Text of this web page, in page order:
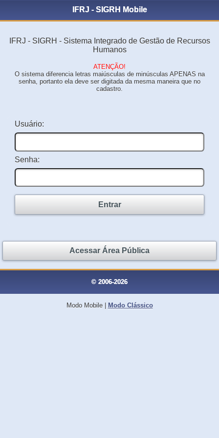
IFRJ - SIGRH Mobile
IFRJ - SIGRH - Sistema Integrado de Gestão de Recursos
Humanos
ATENÇÃO!
O sistema diferencia letras maiúsculas de minúsculas APENAS na
senha, portanto ela deve ser digitada da mesma maneira que no
cadastro.
Usuário:
Senha:
Entrar
Acessar Área Pública
© 2006-2026
Modo Mobile| Modo Clássico